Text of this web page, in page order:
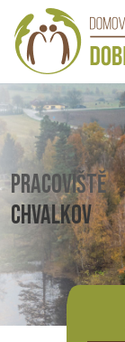
PRACOVIŠTĚ
CHVALKOV